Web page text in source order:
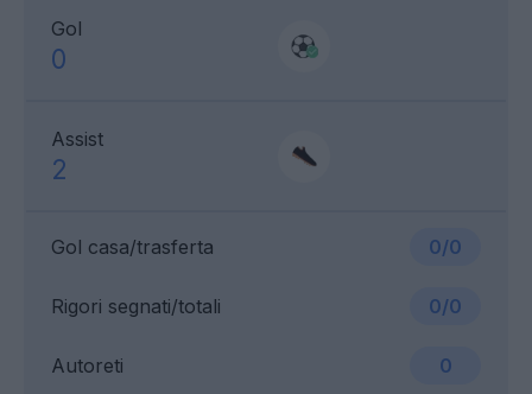
Gol
0
Assist
2
Gol casa/trasferta 0/0
Rigori segnati/totali 0/0
Autoreti 0